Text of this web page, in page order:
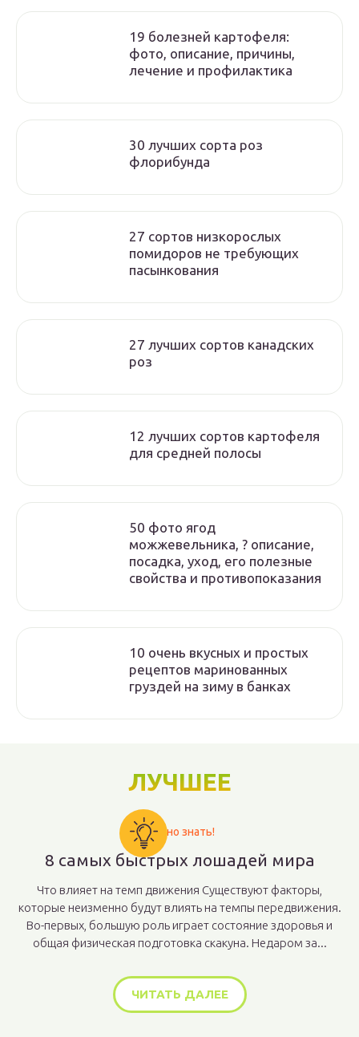
19 болезней картофеля:
фото, описание, причины,
лечение и профилактика
30 лучших сорта роз
флорибунда
27 сортов низкорослых
помидоров не требующих
пасынкования
27 лучших сортов канадских
роз
12 лучших сортов картофеля
для средней полосы
50 фото ягод
можжевельника, ? описание,
посадка, уход, его полезные
свойства и противопоказания
10 очень вкусных и простых
рецептов маринованных
груздей на зиму в банках
ЛУЧШЕЕ
Важно знать!
8 самых быстрых лошадей мира
Что влияет на темп движения Существуют факторы,
которые неизменно будут влиять на темпы передвижения.
Во-первых, большую роль играет состояние здоровья и
общая физическая подготовка скакуна. Недаром за...
ЧИТАТЬ ДАЛЕЕ